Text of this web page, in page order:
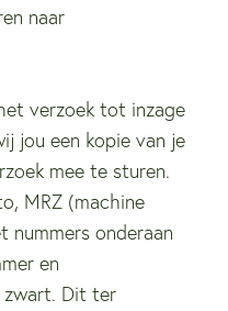
naar
verzoek tot inzage
jou een kopie van je
mee te sturen.
MRZ (machine
nummers onderaan
en
zwart. Dit ter